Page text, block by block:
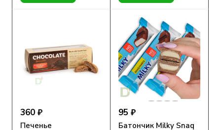
360 ₽
Печенье
95 ₽
Батончик Milky Snaq